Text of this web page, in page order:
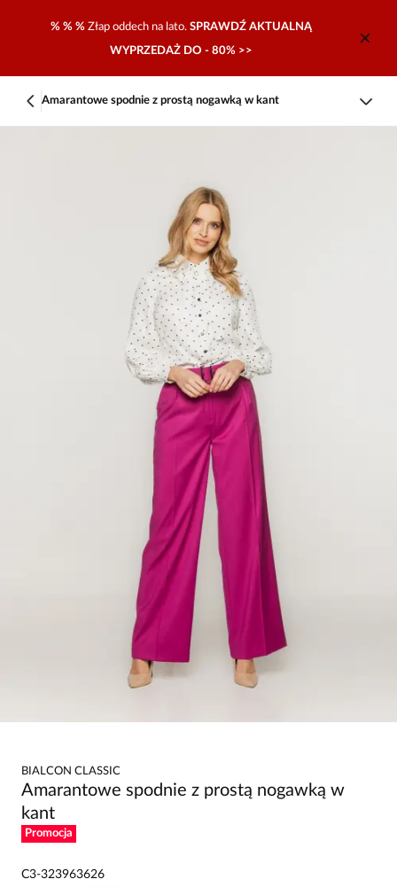
% % % Złap oddech na lato. SPRAWDŹ AKTUALNĄ
WYPRZEDAŻ DO - 80% >>
Amarantowe spodnie z prostą nogawką w kant
BIALCON CLASSIC
Amarantowe spodnie z prostą nogawką w
kant
Promocja
C3-323963626